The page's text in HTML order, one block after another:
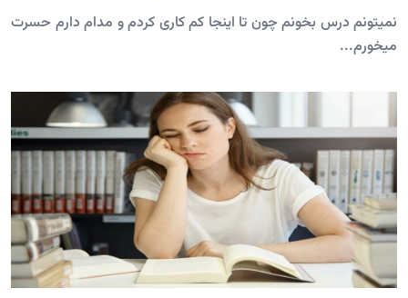
نمیتونم درس بخونم چون تا اینجا کم کاری کردم و مدام دارم حسرت
میخورم...